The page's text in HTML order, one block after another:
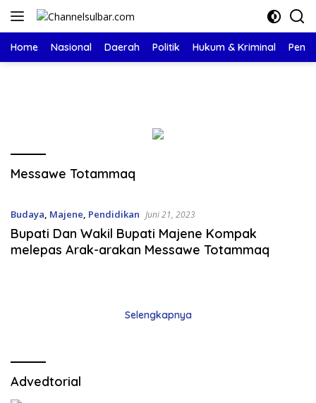
Langsung
Home Nasional Daerah Politik Hukum & Kriminal
Messawe Totammaq
Budaya, Majene, Pendidikan Juni 21, 2023
Bupati Dan Wakil Bupati Majene Kompak
melepas Arak-arakan Messawe Totammaq
Selengkapnya
Advedtorial